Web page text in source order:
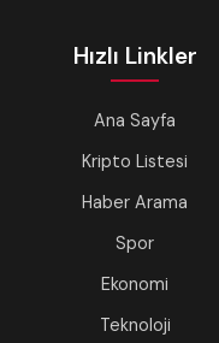
Hızlı Linkler
Ana Sayfa
Kripto Listesi
Haber Arama
Spor
Ekonomi
Teknoloji